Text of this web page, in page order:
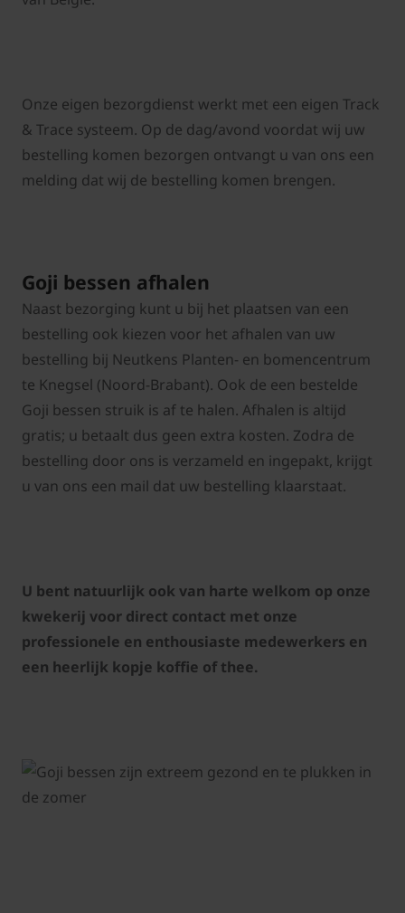
Onze eigen bezorgdienst werkt met een eigen Track
& Trace systeem. Op de dag/avond voordat wij uw
bestelling komen bezorgen ontvangt u van ons een
melding dat wij de bestelling komen brengen.
Goji bessen afhalen
Naast bezorging kunt u bij het plaatsen van een
bestelling ook kiezen voor het afhalen van uw
bestelling bij Neutkens Planten- en bomencentrum
te Knegsel (Noord-Brabant). Ook de een bestelde
Goji bessen struik is af te halen. Afhalen is altijd
gratis; u betaalt dus geen extra kosten. Zodra de
bestelling door ons is verzameld en ingepakt, krijgt
u van ons een mail dat uw bestelling klaarstaat.
U bent natuurlijk ook van harte welkom op onze
kwekerij voor direct contact met onze
professionele en enthousiaste medewerkers en
een heerlijk kopje koffie of thee.